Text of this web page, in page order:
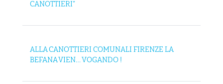
CANOTTIERI”
ALLA CANOTTIERI COMUNALI FIRENZE LA
BEFANA VIEN… VOGANDO !